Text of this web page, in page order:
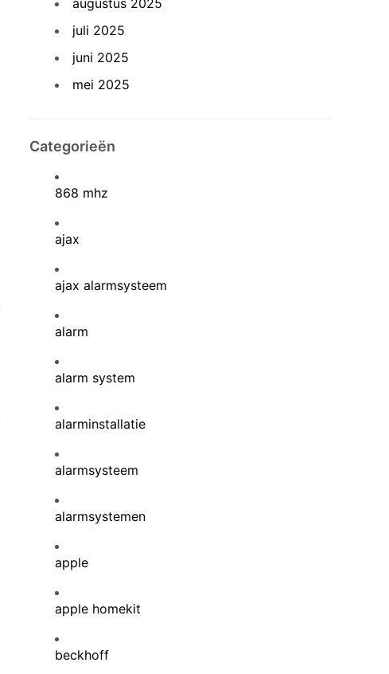
augustus 2025
juli 2025
juni 2025
mei 2025
Categorieën
868 mhz
ajax
ajax alarmsysteem
alarm
alarm system
alarminstallatie
alarmsysteem
alarmsystemen
apple
apple homekit
beckhoff